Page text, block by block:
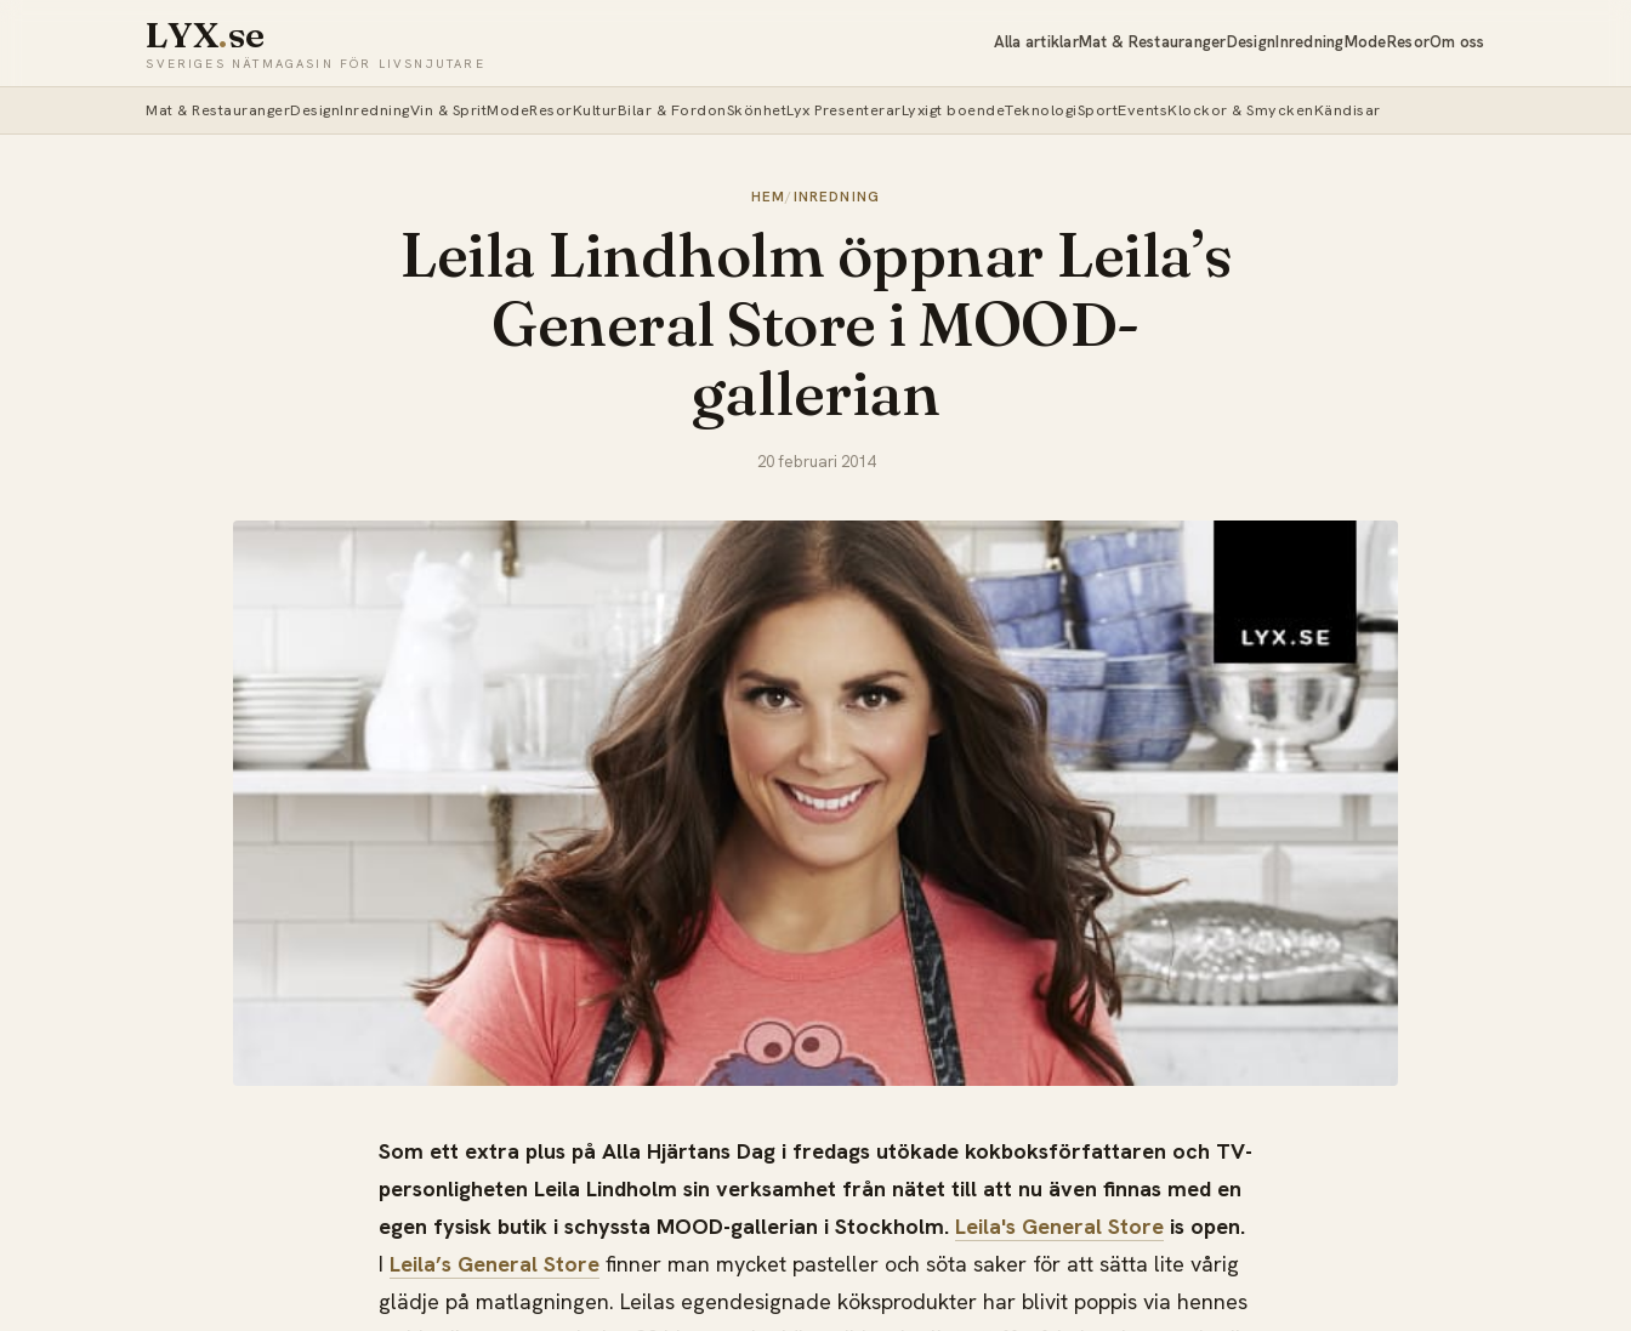
LYX.se
SVERIGES NÄTMAGASIN FÖR LIVSNJUTARE
Alla artiklarMat & RestaurangerDesignInredningModeResorOm oss
Mat & RestaurangerDesignInredningVin & SpritModeResorKulturBilar & FordonSkönhetLyx PresenterarLyxigt boendeTeknologiSportEventsKlockor & SmyckenKändisar
HEM/ INREDNING
Leila Lindholm öppnar Leila’s
General Store i MOOD-
gallerian
20 februari 2014
Som ett extra plus på Alla Hjärtans Dag i fredags utökade kokboksförfattaren och TV-
personligheten Leila Lindholm sin verksamhet från nätet till att nu även finnas med en
egen fysisk butik i schyssta MOOD-gallerian i Stockholm. Leila's General Store is open.
I Leila’s General Store finner man mycket pasteller och söta saker för att sätta lite vårig
glädje på matlagningen. Leilas egendesignade köksprodukter har blivit poppis via hennes